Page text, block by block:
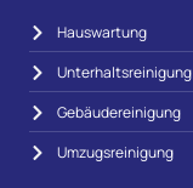
Hauswartung
Unterhaltsreinigung
Gebäudereinigung
Umzugsreinigung